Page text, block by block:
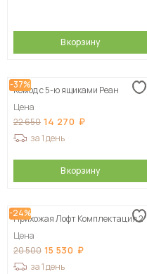
В корзину
-37%
Комод с 5-ю ящиками Реан
Цена
22 650 14 270
за 1 день
В корзину
-24%
Прихожая Лофт Комплектация 2
Цена
20 500 15 530
за 1 день